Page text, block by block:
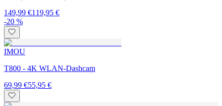
149,99 €119,95 €
-20 %
IMOU
T800 - 4K WLAN-Dashcam
69,99 €55,95 €